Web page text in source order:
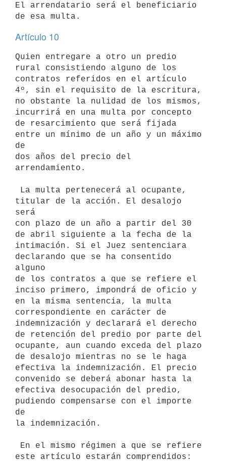
El arrendatario será el beneficiario
Artículo 10
Quien entregare a otro un predio
rural consistiendo alguno de los
contratos referidos en el artículo
4º, sin el requisito de la escritura,
no obstante la nulidad de los mismos,
incurrirá en una multa por concepto
de resarcimiento que será fijada
entre un mínimo de un año y un máximo
de
dos años del precio del
arrendamiento.
titular de la acción. El desalojo
será
con plazo de un año a partir del 30
de abril siguiente a la fecha de la
intimación. Si el Juez sentenciara
declarando que se ha consentido
alguno
de los contratos a que se refiere el
inciso primero, impondrá de oficio y
en la misma sentencia, la multa
correspondiente en carácter de
indemnización y declarará el derecho
de retención del predio por parte del
ocupante, aun cuando exceda del plazo
de desalojo mientras no se le haga
efectiva la indemnización. El precio
convenido se deberá abonar hasta la
efectiva desocupación del predio,
pudiendo compensarse con el importe
de
la indemnización.
este artículo estarán comprendidos: